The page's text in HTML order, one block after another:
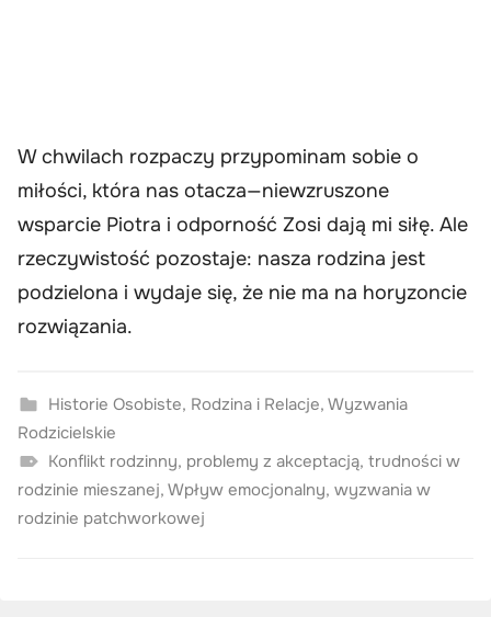
W chwilach rozpaczy przypominam sobie o
miłości, która nas otacza—niewzruszone
wsparcie Piotra i odporność Zosi dają mi siłę. Ale
rzeczywistość pozostaje: nasza rodzina jest
podzielona i wydaje się, że nie ma na horyzoncie
rozwiązania.
Historie Osobiste, Rodzina i Relacje, Wyzwania
Rodzicielskie
Konflikt rodzinny, problemy z akceptacją, trudności w
rodzinie mieszanej, Wpływ emocjonalny, wyzwania w
rodzinie patchworkowej